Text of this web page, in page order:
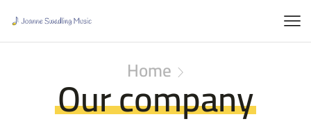
Home
Our company